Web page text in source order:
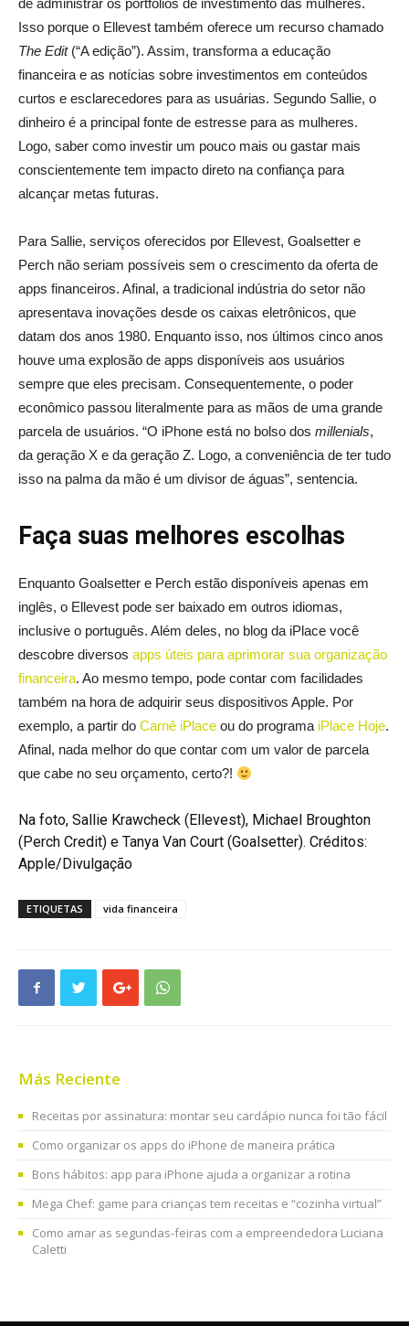
de administrar os portfólios de investimento das mulheres.
Isso porque o Ellevest também oferece um recurso chamado
The Edit(“A edição”). Assim, transforma a educação
financeira e as notícias sobre investimentos em conteúdos
curtos e esclarecedores para as usuárias. Segundo Sallie, o
dinheiro é a principal fonte de estresse para as mulheres.
Logo, saber como investir um pouco mais ou gastar mais
conscientemente tem impacto direto na confiança para
alcançar metas futuras.
Para Sallie, serviços oferecidos por Ellevest, Goalsetter e
Perch não seriam possíveis sem o crescimento da oferta de
apps financeiros. Afinal, a tradicional indústria do setor não
apresentava inovações desde os caixas eletrônicos, que
datam dos anos 1980. Enquanto isso, nos últimos cinco anos
houve uma explosão de apps disponíveis aos usuários
sempre que eles precisam. Consequentemente, o poder
econômico passou literalmente para as mãos de uma grande
parcela de usuários. “O iPhone está no bolso dos millenials,
da geração X e da geração Z. Logo, a conveniência de ter tudo
isso na palma da mão é um divisor de águas”, sentencia.
Faça suas melhores escolhas
Enquanto Goalsetter e Perch estão disponíveis apenas em
inglês, o Ellevest pode ser baixado em outros idiomas,
inclusive o português. Além deles, no blog da iPlace você
descobre diversos apps úteis para aprimorar sua organização
financeira. Ao mesmo tempo, pode contar com facilidades
também na hora de adquirir seus dispositivos Apple. Por
exemplo, a partir do Carnê iPlace ou do programa iPlace Hoje.
Afinal, nada melhor do que contar com um valor de parcela
que cabe no seu orçamento, certo?!
Na foto, Sallie Krawcheck (Ellevest), Michael Broughton
(Perch Credit) e Tanya Van Court (Goalsetter). Créditos:
Apple/Divulgação
ETIQUETAS vida financeira
Más Reciente
Receitas por assinatura: montar seu cardápio nunca foi tão fácil
Como organizar os apps do iPhone de maneira prática
Bons hábitos: app para iPhone ajuda a organizar a rotina
Mega Chef: game para crianças tem receitas e “cozinha virtual”
Como amar as segundas-feiras com a empreendedora Luciana
Caletti